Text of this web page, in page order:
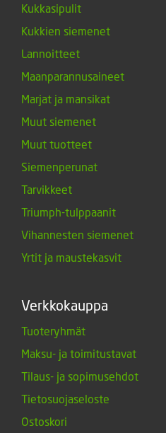
Kukkasipulit
Kukkien siemenet
Lannoitteet
Maanparannusaineet
Marjat ja mansikat
Muut siemenet
Muut tuotteet
Siemenperunat
Tarvikkeet
Triumph-tulppaanit
Vihannesten siemenet
Yrtit ja maustekasvit
Verkkokauppa
Tuoteryhmät
Maksu- ja toimitustavat
Tilaus- ja sopimusehdot
Tietosuojaseloste
Ostoskori